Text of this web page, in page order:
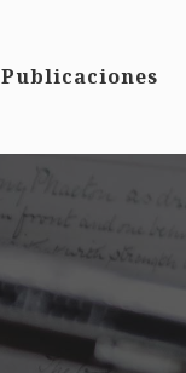
Publicaciones